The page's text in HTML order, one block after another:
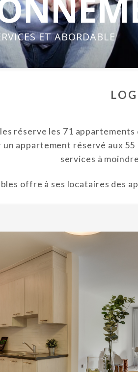
ET ABORDABLE
réserve les 71
appartement réservé aux
services à
offre à ses locataires des